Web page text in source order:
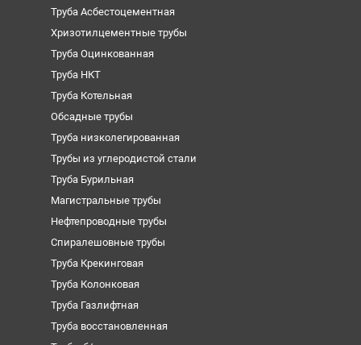
Труба Асбестоцементная
Хризотилцементные трубы
Труба Оцинкованная
Труба НКТ
Труба Котельная
Обсадные трубы
Труба низколегированная
Трубы из углеродистой стали
Труба Бурильная
Магистральные трубы
Нефтепроводные трубы
Спиралешовные трубы
Труба Крекинговая
Труба Колонковая
Труба Газлифтная
Труба восстановленная